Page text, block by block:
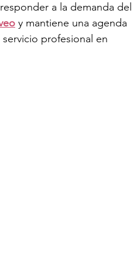
a la demanda del
y mantiene una agenda
profesional en